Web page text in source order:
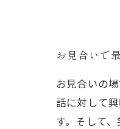
お見合いで
お見合いの
話に対して
す。そして